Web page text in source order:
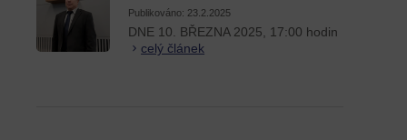
Publikováno: 23.2.2025
DNE 10. BŘEZNA 2025, 17:00 hodin
celý článek